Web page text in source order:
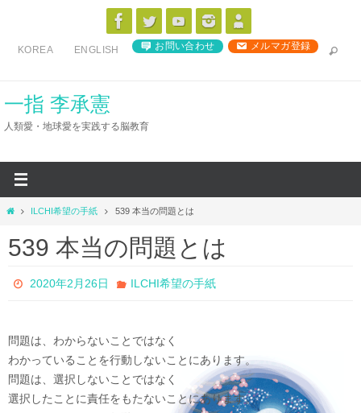
ス
KOREA ENGLISH お問い合わせ メルマガ登録
一指 李承憲
人類愛・地球愛を実践する脳教育
ホ
ム
ILCHI希望の手紙 539 本当の問題とは
539 本当の問題とは
2020年2月26日 ILCHI希望の手紙
問題は、わからないことではなく
わかっていることを行動しないことにあります。
問題は、選択しないことではなく
選択したことに責任をもたないことにあります。